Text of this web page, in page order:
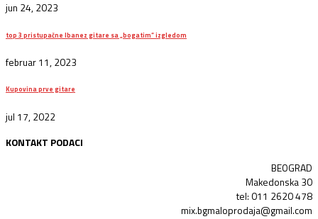
jun 24, 2023
top 3 pristupačne Ibanez gitare sa „bogatim“ izgledom
februar 11, 2023
Kupovina prve gitare
jul 17, 2022
KONTAKT PODACI
BEOGRAD
Makedonska 30
tel: 011 2620 478
mix.bgmaloprodaja@gmail.com